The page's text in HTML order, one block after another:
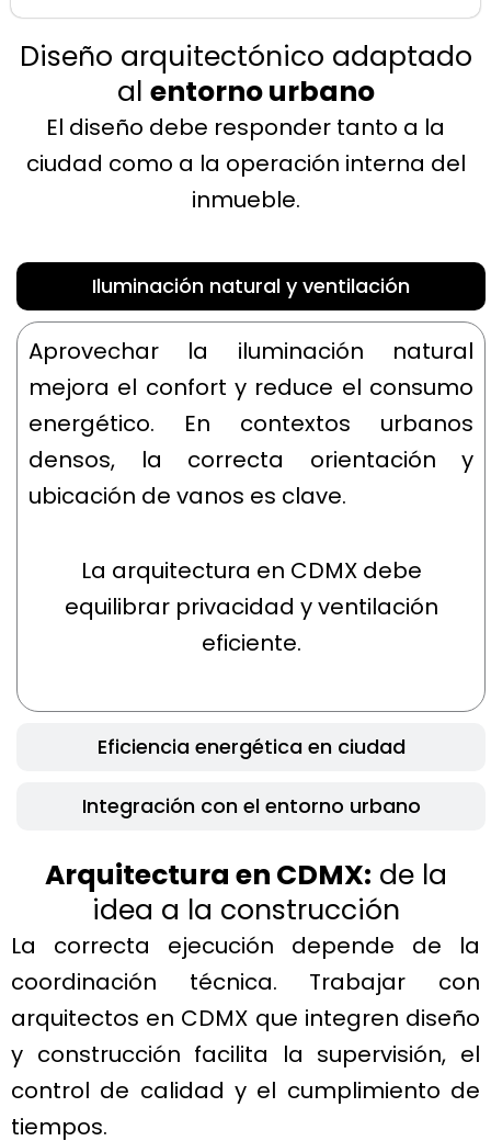
Diseño arquitectónico adaptado
al entorno urbano
El diseño debe responder tanto a la
ciudad como a la operación interna del
inmueble.
Iluminación natural y ventilación
Eficiencia energética en ciudad
Integración con el entorno urbano
Aprovechar la iluminación natural
mejora el confort y reduce el consumo
energético. En contextos urbanos
densos, la correcta orientación y
ubicación de vanos es clave.
La arquitectura en CDMX debe
equilibrar privacidad y ventilación
eficiente.
Arquitectura en CDMX: de la
idea a la construcción
La correcta ejecución depende de la
coordinación técnica. Trabajar con
arquitectos en CDMX que integren diseño
y construcción facilita la supervisión, el
control de calidad y el cumplimiento de
tiempos.